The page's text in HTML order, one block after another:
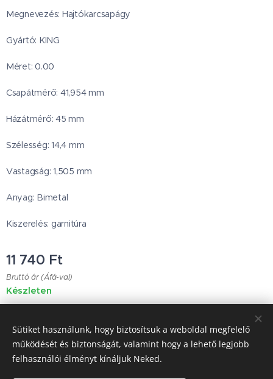
Megnevezés: Hajtókarcsapágy
Gyártó: KING
Méret: 0.00
Csapátmérő: 41,954 mm
Házátmérő: 45 mm
Szélesség: 14,4 mm
Vastagság: 1,505 mm
Anyag: Bimetal
Kiszerelés: garnitúra
11 740 Ft
Bruttó ár (Áfá-val)
Készleten
Japanese Classic Car Parts
Sütiket használunk, hogy biztosítsuk a weboldal megfelelő
működését és biztonságát, valamint hogy a lehető legjobb
felhasználói élményt kínáljuk Neked.